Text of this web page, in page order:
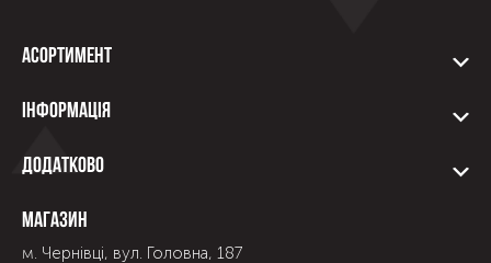
Асортимент
Інформація
Додатково
Магазин
м. Чернівці, вул. Головна, 187